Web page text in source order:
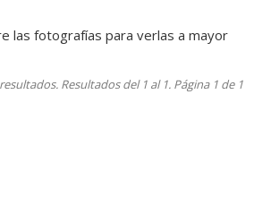
las fotografías para verlas a mayor
Resultados del 1 al 1. Página 1 de 1